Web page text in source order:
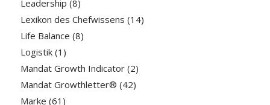
Leadership (8)
Lexikon des Chefwissens (14)
Life Balance (8)
Logistik(1)
Mandat Growth Indicator(2)
Mandat Growthletter® (42)
Marke (61)